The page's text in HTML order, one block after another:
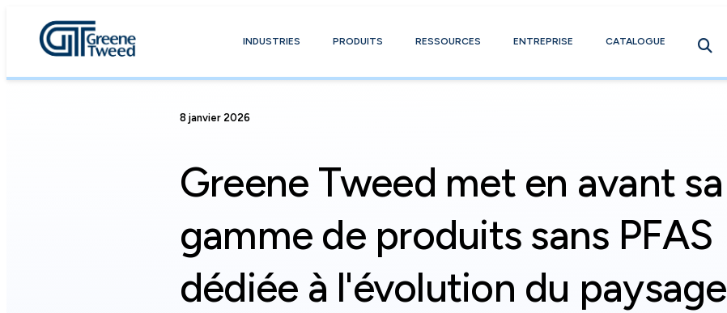
INDUSTRIES PRODUITS RESSOURCES ENTREPRISE CATALOGUE
8 janvier 2026
Greene Tweed met en avant sa
gamme de produits sans PFAS
dédiée à l'évolution du paysage